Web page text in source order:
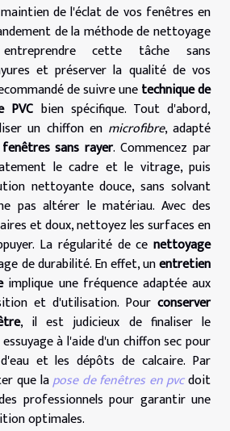
de l'éclat de vos fenêtres en
de la méthode de nettoyage
cette tâche sans
et préserver la qualité de vos
de suivre unetechnique de
PVC bien spécifique. Tout d'abord,
un chiffon en microfibre, adapté
sans rayer. Commencez par
le cadre et le vitrage, puis
nettoyante douce, sans solvant
pas altérer le matériau. Avec des
et doux, nettoyez les surfaces en
La régularité de ce nettoyage
de durabilité. En effet, unentretien
implique une fréquence adaptée aux
et d'utilisation. Pour conserver
, il est judicieux de finaliser le
à l'aide d'un chiffon sec pour
et les dépôts de calcaire. Par
que lapose de fenêtres en pvcdoit
professionnels pour garantir une
optimales.